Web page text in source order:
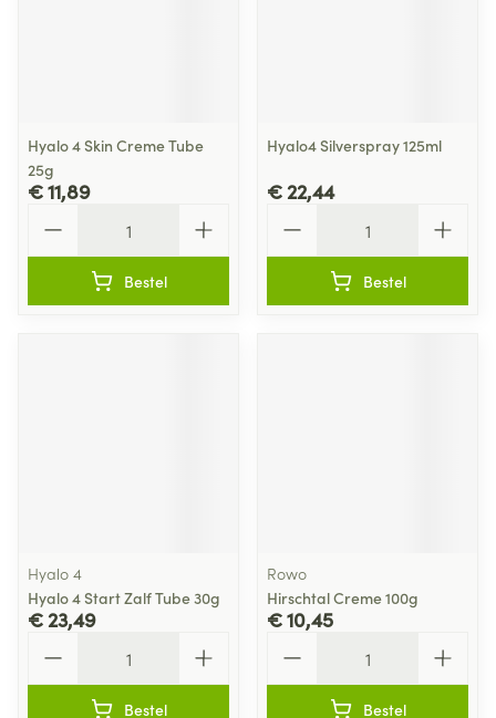
Hyalo 4 Skin Creme Tube
25g
€ 11,89
Bestel
Hyalo4 Silverspray 125ml
€ 22,44
Bestel
Hyalo 4
Hyalo 4 Start Zalf Tube 30g
€ 23,49
Bestel
Rowo
Hirschtal Creme 100g
€ 10,45
Bestel